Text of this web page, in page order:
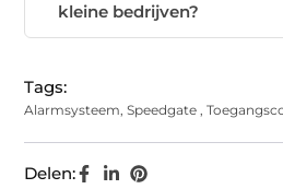
kleine bedrijven?
Tags:
Alarmsysteem,Speedgate ,
Delen: